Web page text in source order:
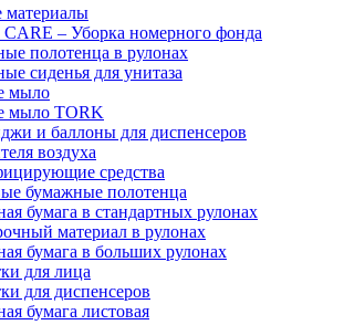
материалы
– Уборка номерного фонда
полотенца в рулонах
сиденья для унитаза
мыло
мыло TORK
и баллоны для диспенсеров
воздуха
средства
бумажные полотенца
бумага в стандартных рулонах
материал в рулонах
бумага в больших рулонах
для лица
для диспенсеров
бумага листовая